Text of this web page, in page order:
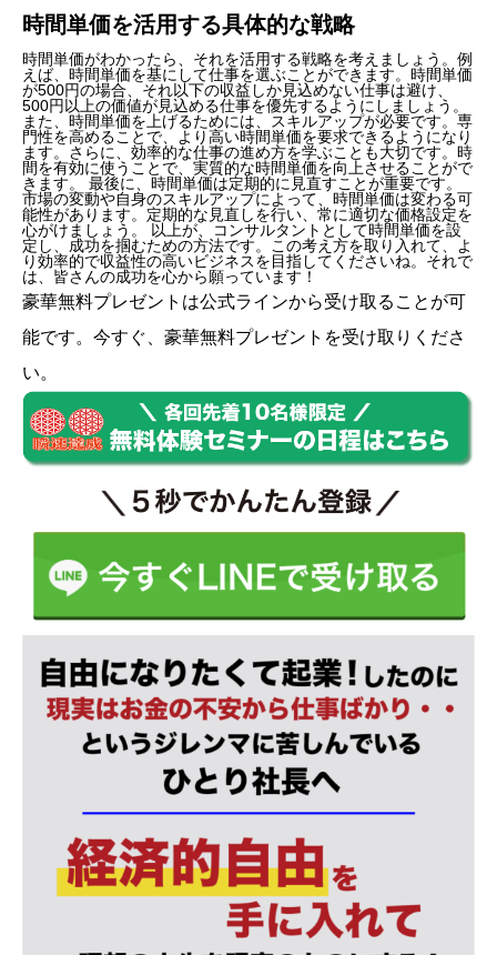
時間単価を活用する具体的な戦略
時間単価がわかったら、それを活用する戦略を考えましょう。例
えば、時間単価を基にして仕事を選ぶことができます。時間単価
が500円の場合、それ以下の収益しか見込めない仕事は避け、
500円以上の価値が見込める仕事を優先するようにしましょう。
また、時間単価を上げるためには、スキルアップが必要です。専
門性を高めることで、より高い時間単価を要求できるようになり
ます。さらに、効率的な仕事の進め方を学ぶことも大切です。時
間を有効に使うことで、実質的な時間単価を向上させることがで
きます。 最後に、時間単価は定期的に見直すことが重要です。
市場の変動や自身のスキルアップによって、時間単価は変わる可
能性があります。定期的な見直しを行い、常に適切な価格設定を
心がけましょう。 以上が、コンサルタントとして時間単価を設
定し、成功を掴むための方法です。この考え方を取り入れて、よ
り効率的で収益性の高いビジネスを目指してくださいね。それで
は、皆さんの成功を心から願っています！
豪華無料プレゼントは公式ラインから受け取ることが可
能です。今すぐ、豪華無料プレゼントを受け取りくださ
い。